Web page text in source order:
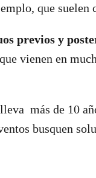
que
previos y
vienen en
más de 10
busquen